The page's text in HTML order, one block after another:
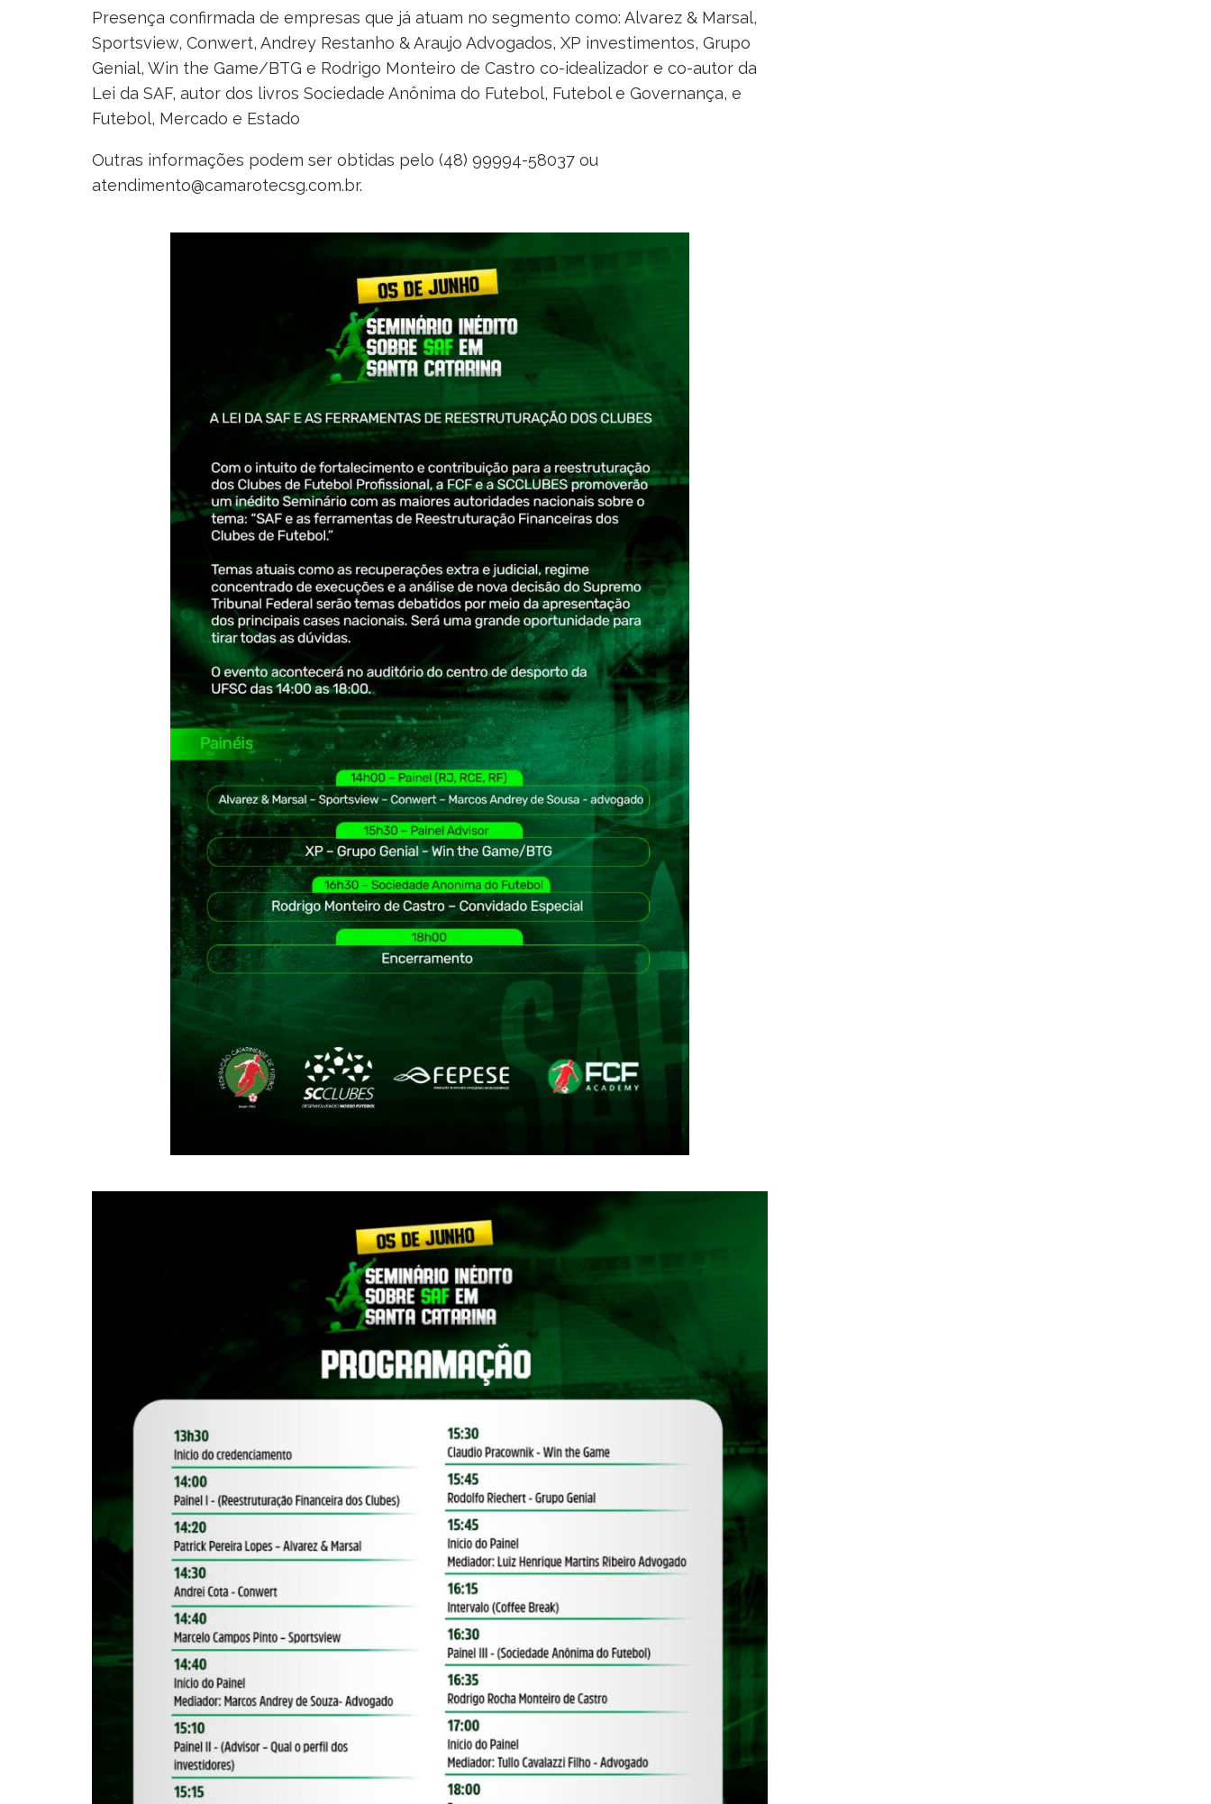
Presença confirmada de empresas que já atuam no segmento como: Alvarez & Marsal,
Sportsview, Conwert, Andrey Restanho & Araujo Advogados, XP investimentos, Grupo
Genial, Win the Game/BTG e Rodrigo Monteiro de Castro co-idealizador e co-autor da
Lei da SAF, autor dos livros Sociedade Anônima do Futebol, Futebol e Governança, e
Futebol, Mercado e Estado
Outras informações podem ser obtidas pelo (48) 99994-58037 ou
atendimento@camarotecsg.com.br.